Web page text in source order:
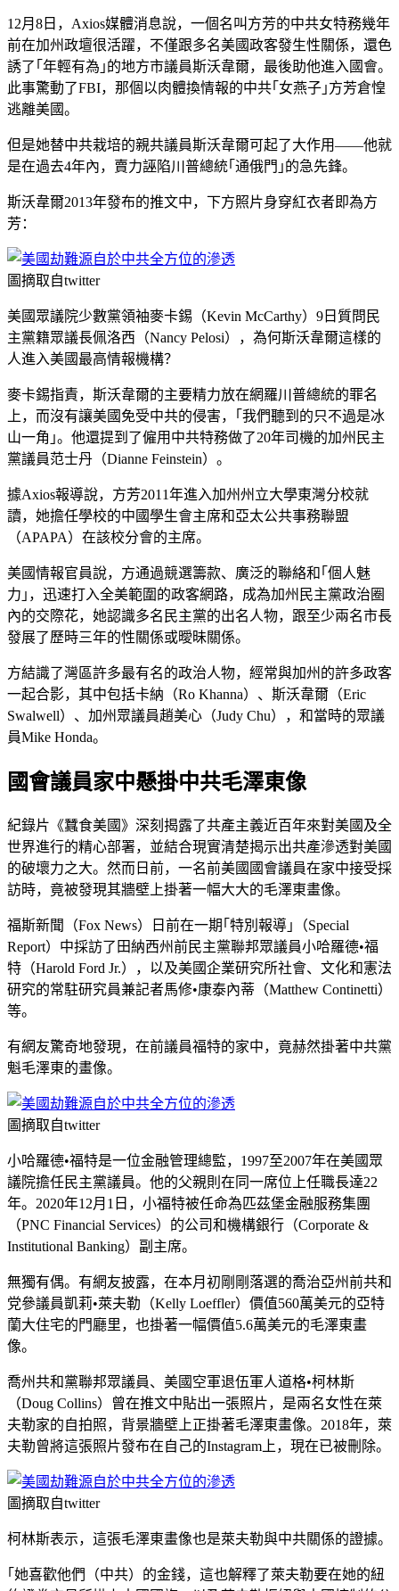
12月8日，Axios媒體消息說，一個名叫方芳的中共女特務幾年
前在加州政壇很活躍，不僅跟多名美國政客發生性關係，還色
誘了｢年輕有為｣的地方市議員斯沃韋爾，最後助他進入國會。
此事驚動了FBI，那個以肉體換情報的中共｢女燕子｣方芳倉惶
逃離美國。
但是她替中共栽培的親共議員斯沃韋爾可起了大作用——他就
是在過去4年內，賣力誣陷川普總統｢通俄門｣的急先鋒。
斯沃韋爾2013年發布的推文中，下方照片身穿紅衣者即為方
芳：
圖摘取自twitter
美國眾議院少數黨領袖麥卡錫（Kevin McCarthy）9日質問民
主黨籍眾議長佩洛西（Nancy Pelosi），為何斯沃韋爾這樣的
人進入美國最高情報機構？
麥卡錫指責，斯沃韋爾的主要精力放在網羅川普總統的罪名
上，而沒有讓美國免受中共的侵害，｢我們聽到的只不過是冰
山一角｣。他還提到了僱用中共特務做了20年司機的加州民主
黨議員范士丹（Dianne Feinstein）。
據Axios報導說，方芳2011年進入加州州立大學東灣分校就
讀，她擔任學校的中國學生會主席和亞太公共事務聯盟
（APAPA）在該校分會的主席。
美國情報官員說，方通過競選籌款、廣泛的聯絡和｢個人魅
力｣，迅速打入全美範圍的政客網路，成為加州民主黨政治圈
內的交際花，她認識多名民主黨的出名人物，跟至少兩名市長
發展了歷時三年的性關係或曖昧關係。
方結識了灣區許多最有名的政治人物，經常與加州的許多政客
一起合影，其中包括卡納（Ro Khanna）、斯沃韋爾（Eric
Swalwell）、加州眾議員趙美心（Judy Chu），和當時的眾議
員Mike Honda。
國會議員家中懸掛中共毛澤東像
紀錄片《蠶食美國》深刻揭露了共產主義近百年來對美國及全
世界進行的精心部署，並結合現實清楚揭示出共產滲透對美國
的破壞力之大。然而日前，一名前美國國會議員在家中接受採
訪時，竟被發現其牆壁上掛著一幅大大的毛澤東畫像。
福斯新聞（Fox News）日前在一期｢特別報導｣（Special
Report）中採訪了田納西州前民主黨聯邦眾議員小哈羅德•福
特（Harold Ford Jr.），以及美國企業研究所社會、文化和憲法
研究的常駐研究員兼記者馬修•康泰內蒂（Matthew Continetti）
等。
有網友驚奇地發現，在前議員福特的家中，竟赫然掛著中共黨
魁毛澤東的畫像。
圖摘取自twitter
小哈羅德•福特是一位金融管理總監，1997至2007年在美國眾
議院擔任民主黨議員。他的父親則在同一席位上任職長達22
年。2020年12月1日，小福特被任命為匹茲堡金融服務集團
（PNC Financial Services）的公司和機構銀行（Corporate &
Institutional Banking）副主席。
無獨有偶。有網友披露，在本月初剛剛落選的喬治亞州前共和
党參議員凱莉•萊夫勒（Kelly Loeffler）價值560萬美元的亞特
蘭大住宅的門廳里，也掛著一幅價值5.6萬美元的毛澤東畫
像。
喬州共和黨聯邦眾議員、美國空軍退伍軍人道格•柯林斯
（Doug Collins）曾在推文中貼出一張照片，是兩名女性在萊
夫勒家的自拍照，背景牆壁上正掛著毛澤東畫像。2018年，萊
夫勒曾將這張照片發布在自己的Instagram上，現在已被刪除。
圖摘取自twitter
柯林斯表示，這張毛澤東畫像也是萊夫勒與中共關係的證據。
｢她喜歡他們（中共）的金錢，這也解釋了萊夫勒要在她的紐